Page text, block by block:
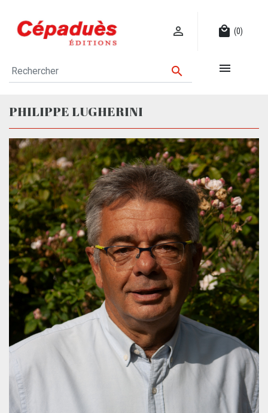
 local_mall (0)
 
PHILIPPE LUGHERINI